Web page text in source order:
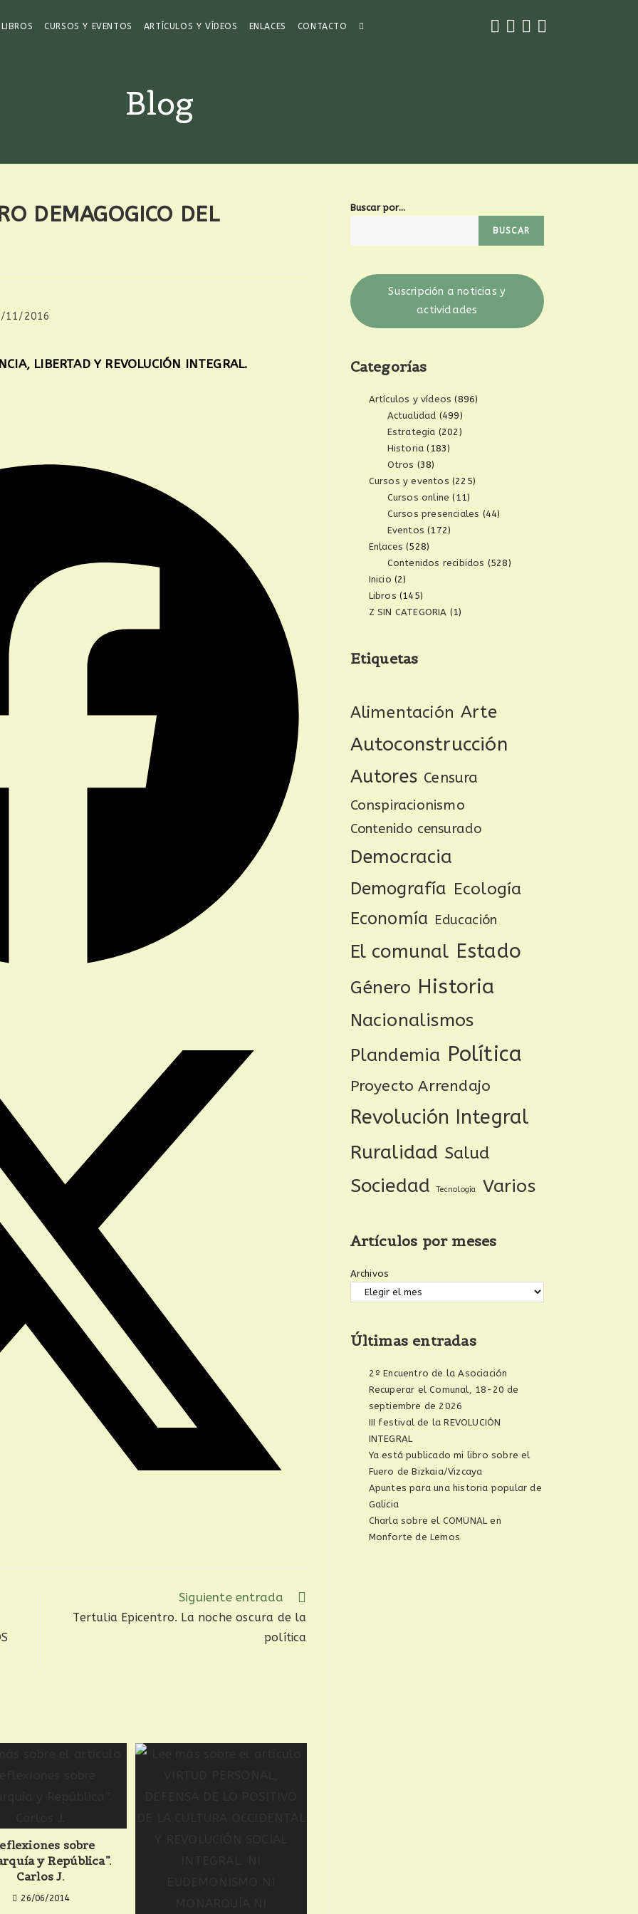
LIBROS CURSOS Y EVENTOS ARTÍCULOS Y VÍDEOS ENLACES CONTACTO ALTERNAR
Blog
DEMAGOGICO DEL
11/2016
LIBERTAD Y REVOLUCIÓN INTEGRAL.
Siguiente entrada
Tertulia Epicentro. La noche oscura de la
política
sobre
y República”.
Carlos J.
26/06/2014
Buscar por...
BUSCAR
Suscripción a noticias y
actividades
Categorías
Artículos y vídeos (896)
Actualidad (499)
Estrategia (202)
Historia (183)
Otros (38)
Cursos y eventos (225)
Cursos online (11)
Cursos presenciales (44)
Eventos (172)
Enlaces (528)
Contenidos recibidos (528)
Inicio (2)
Libros (145)
Z SIN CATEGORIA (1)
Etiquetas
Alimentación Arte
Autoconstrucción
Autores Censura
Conspiracionismo
Contenido censurado
Democracia
Demografía Ecología
Economía Educación
El comunal Estado
Género Historia
Nacionalismos
Plandemia Política
Proyecto Arrendajo
Revolución Integral
Ruralidad Salud
Sociedad Tecnología Varios
Artículos por meses
Archivos
Últimas entradas
2º Encuentro de la Asociación
Recuperar el Comunal, 18-20 de
septiembre de 2026
III festival de la REVOLUCIÓN
INTEGRAL
Ya está publicado mi libro sobre el
Fuero de Bizkaia/Vizcaya
Apuntes para una historia popular de
Galicia
Charla sobre el COMUNAL en
Monforte de Lemos